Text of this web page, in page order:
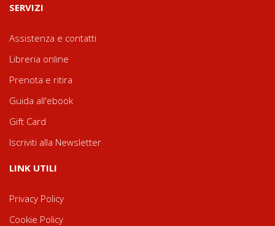
SERVIZI
Assistenza e contatti
Libreria online
Prenota e ritira
Guida all'ebook
Gift Card
Iscriviti alla Newsletter
LINK UTILI
Privacy Policy
Cookie Policy